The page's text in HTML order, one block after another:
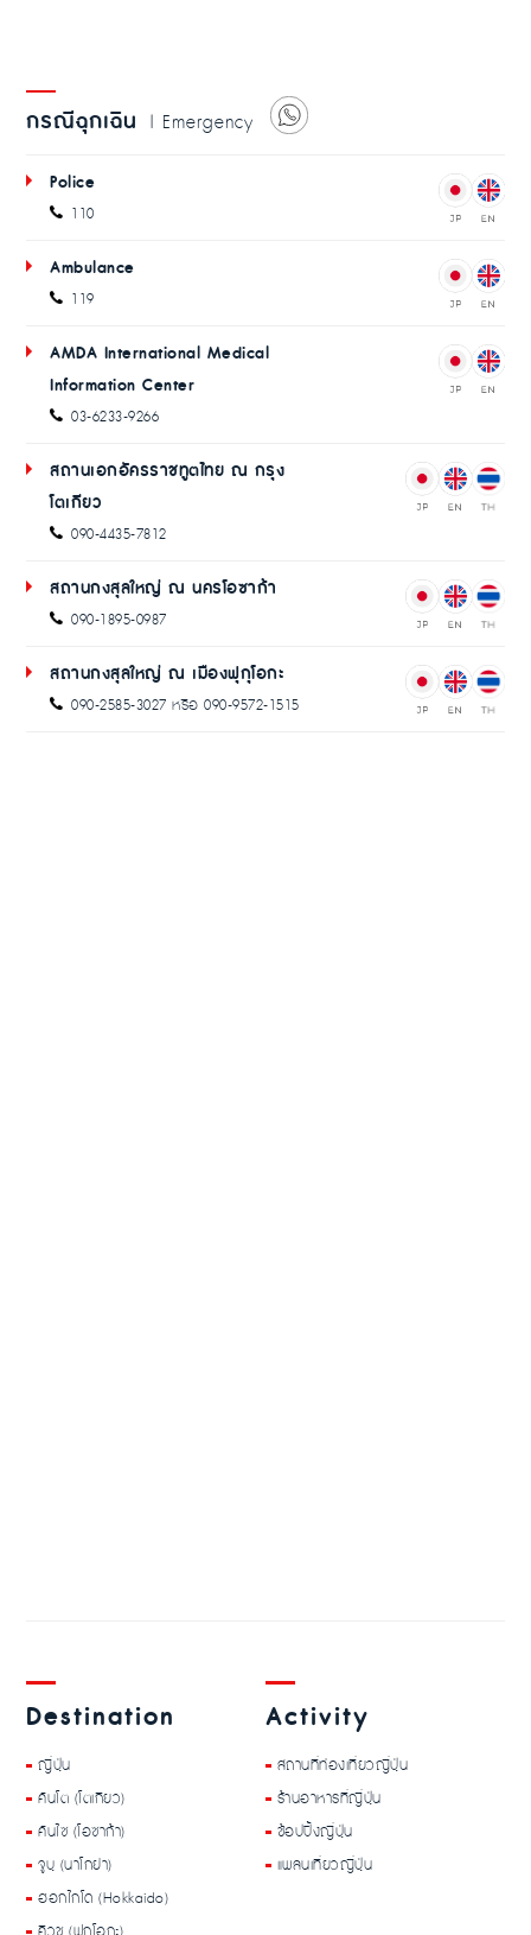
กรณีฉุกเฉิน | Emergency
Police
110
Ambulance
119
AMDA International Medical
Information Center
03-6233-9266
สถานเอกอัครราชทูตไทย ณ กรุง
โตเกียว
090-4435-7812
สถานกงสุลใหญ่ ณ นครโอซาก้า
090-1895-0987
สถานกงสุลใหญ่ ณ เมืองฟุกุโอกะ
090-2585-3027 หรือ 090-9572-1515
Destination
ญี่ปุ่น
คันโต (โตเกียว)
คันไซ (โอซาก้า)
จูบุ (นาโกย่า)
ฮอกไกโด (Hokkaido)
Activity
สถานที่ท่องเที่ยวญี่ปุ่น
ร้านอาหารที่ญี่ปุ่น
ช้อปปิ้งญี่ปุ่น
แพลนเที่ยวญี่ปุ่น